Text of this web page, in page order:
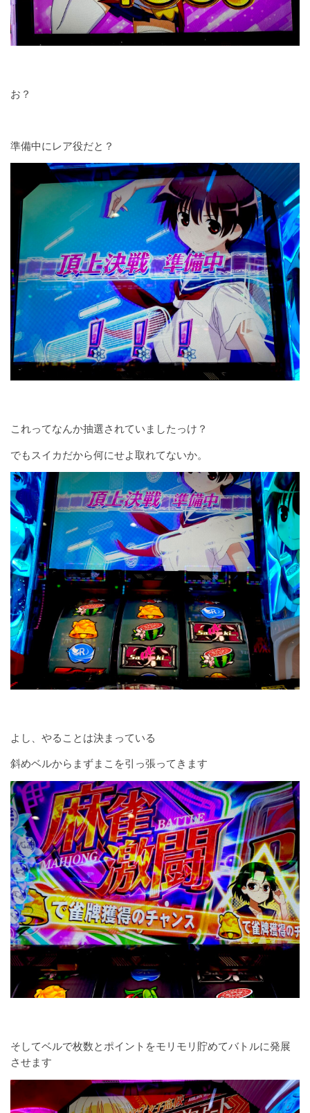
お？
準備中にレア役だと？
これってなんか抽選されていましたっけ？
でもスイカだから何にせよ取れてないか。
よし、やることは決まっている
斜めベルからまずまこを引っ張ってきます
そしてベルで枚数とポイントをモリモリ貯めてバトルに発展
させます